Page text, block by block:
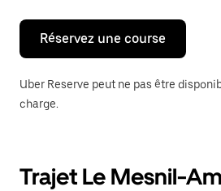
Échap
pour
fermer
calendrier.
Réservez une course
Uber Reserve peut ne pas être
charge.
Trajet Le Mesnil-